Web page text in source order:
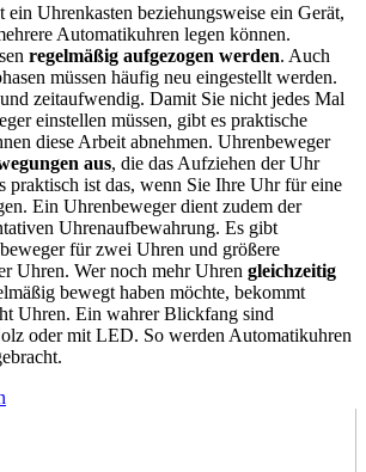
Uhrenkasten beziehungsweise ein Gerät,
Automatikuhren legen können.
regelmäßig aufgezogen werden. Auch
müssen häufig neu eingestellt werden.
zeitaufwendig. Damit Sie nicht jedes Mal
einstellen müssen, gibt es praktische
diese Arbeit abnehmen. Uhrenbeweger
aus, die das Aufziehen der Uhr
praktisch ist das, wenn Sie Ihre Uhr für eine
Ein Uhrenbeweger dient zudem der
Uhrenaufbewahrung. Es gibt
für zwei Uhren und größere
Uhren. Wer noch mehr Uhren gleichzeitig
bewegt haben möchte, bekommt
Uhren. Ein wahrer Blickfang sind
oder mit LED. So werden Automatikuhren